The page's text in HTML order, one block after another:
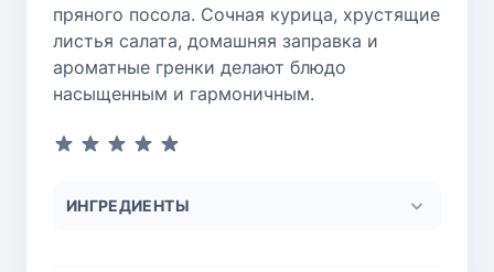
пряного посола. Сочная курица, хрустящие
листья салата, домашняя заправка и
ароматные гренки делают блюдо
насыщенным и гармоничным.
ИНГРЕДИЕНТЫ